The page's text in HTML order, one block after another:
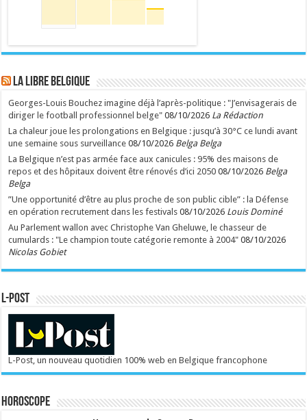
LA Libre Belgique
Georges-Louis Bouchez imagine déjà l’après-politique : "J’envisagerais de
diriger le football professionnel belge" 08/10/2026 La Rédaction
La chaleur joue les prolongations en Belgique : jusqu’à 30°C ce lundi avant
une semaine sous surveillance 08/10/2026 Belga Belga
La Belgique n’est pas armée face aux canicules : 95% des maisons de
repos et des hôpitaux doivent être rénovés d’ici 2050 08/10/2026 Belga
Belga
”Une opportunité d’être au plus proche de son public cible” : la Défense
en opération recrutement dans les festivals 08/10/2026 Louis Dominé
Au Parlement wallon avec Christophe Van Gheluwe, le chasseur de
cumulards : "Le champion toute catégorie remonte à 2004" 08/10/2026
Nicolas Gobiet
L-POST
L-Post, un nouveau quotidien 100% web en Belgique francophone
Horoscope